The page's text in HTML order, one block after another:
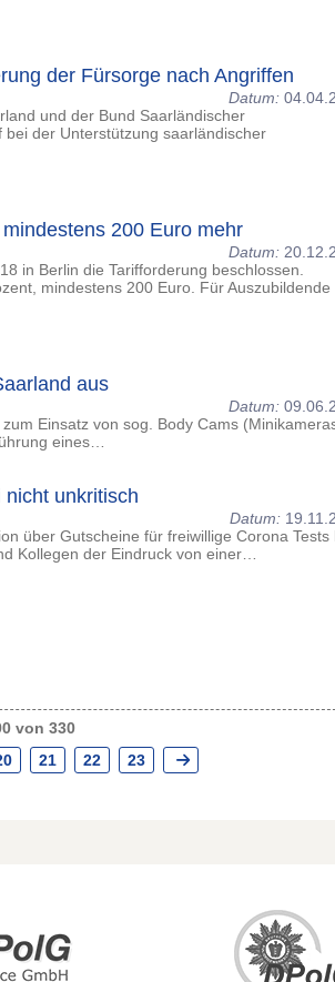
der Fürsorge nach Angriffen
Datum:
und der Bund Saarländischer
der Unterstützung saarländischer
200 Euro mehr
Datum:
in Berlin die Tarifforderung beschlossen.
mindestens 200 Euro. Für Auszubildende
aus
Datum:
Einsatz von sog. Body Cams
eines…
unkritisch
Datum:
über Gutscheine für freiwillige Corona Tests
Kollegen der Eindruck von einer…
von 330
21 22 23